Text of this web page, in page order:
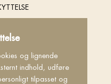
og lignende
indhold, udføre
tilpasset og